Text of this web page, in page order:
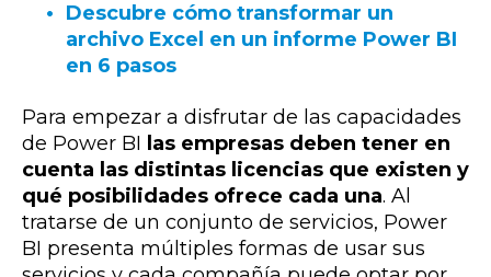
Descubre cómo transformar un
archivo Excel en un informe Power BI
en 6 pasos
Para empezar a disfrutar de las capacidades
de Power BI las empresas deben tener en
cuenta las distintas licencias que existen y
qué posibilidades ofrece cada una. Al
tratarse de un conjunto de servicios, Power
BI presenta múltiples formas de usar sus